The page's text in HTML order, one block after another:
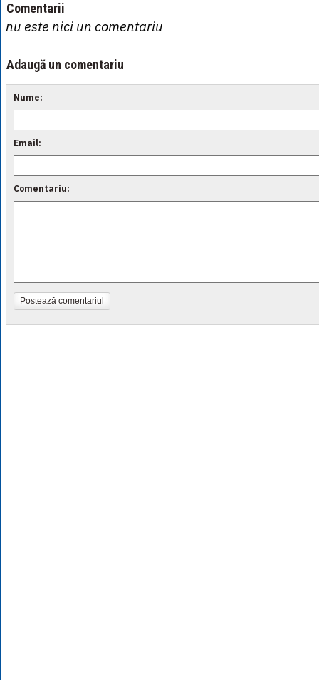
Comentarii
nu este nici un comentariu
Adaugă un comentariu
Nume:
Email:
Comentariu:
Postează comentariul